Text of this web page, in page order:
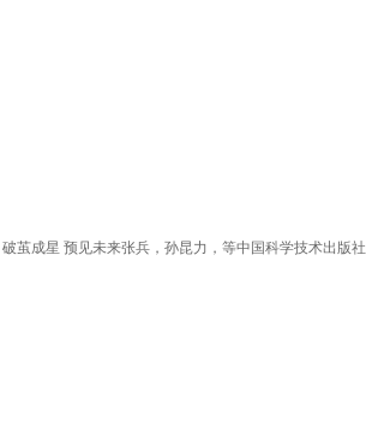
茧成星 预见未来张兵，孙昆力，等中国科学技术出版社